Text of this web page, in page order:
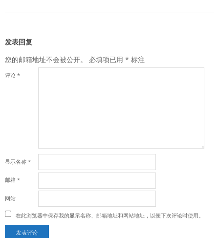
发表回复
您的邮箱地址不会被公开。
必填项已用 * 标注
评论 *
显示名称 *
邮箱 *
网站
在此浏览器中保存我的显示名称、邮箱地址和网站地址，以便下次评论时使用。